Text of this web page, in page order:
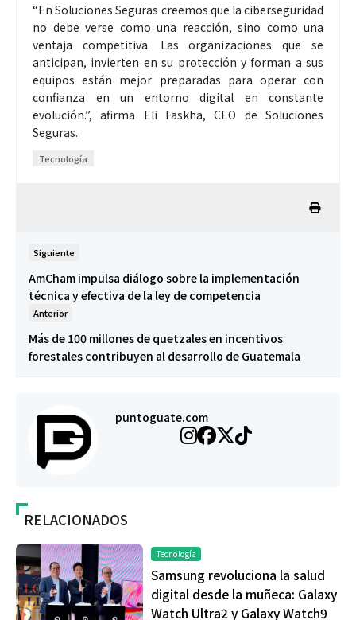
“En Soluciones Seguras creemos que la ciberseguridad
no debe verse como una reacción, sino como una
ventaja competitiva. Las organizaciones que se
anticipan, invierten en su protección y forman a sus
equipos están mejor preparadas para operar con
confianza en un entorno digital en constante
evolución.”, afirma Eli Faskha, CEO de Soluciones
Seguras.
Tecnología
Siguiente
AmCham impulsa diálogo sobre la implementación
técnica y efectiva de la ley de competencia
Anterior
Más de 100 millones de quetzales en incentivos
forestales contribuyen al desarrollo de Guatemala
puntoguate.com
RELACIONADOS
Tecnología
Samsung revoluciona la salud
digital desde la muñeca: Galaxy
Watch Ultra2 y Galaxy Watch9